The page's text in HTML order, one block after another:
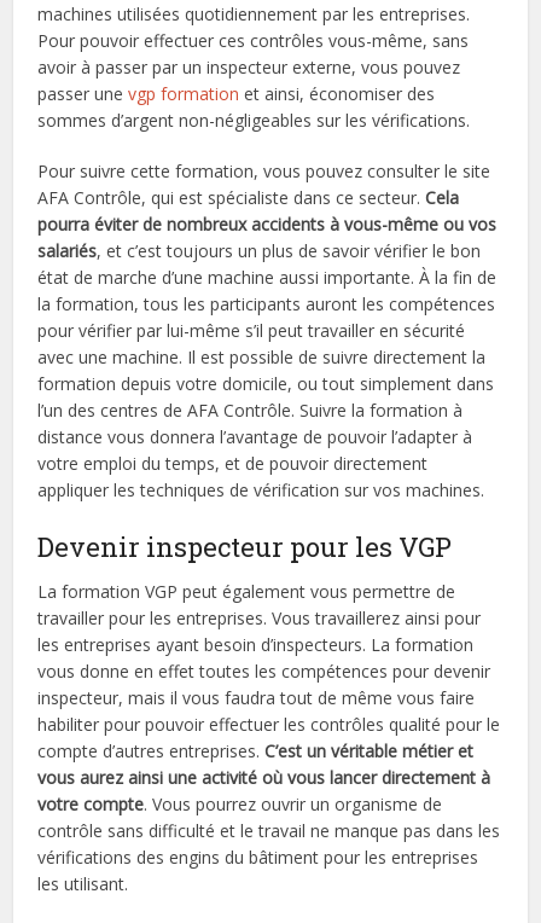
machines utilisées quotidiennement par les entreprises.
Pour pouvoir effectuer ces contrôles vous-même, sans
avoir à passer par un inspecteur externe, vous pouvez
passer unevgp formation et ainsi, économiser des
sommes d’argent non-négligeables sur les vérifications.
Pour suivre cette formation, vous pouvez consulter le site
AFA Contrôle, qui est spécialiste dans ce secteur. Cela
pourra éviter de nombreux accidents à vous-même ou vos
salariés, et c’est toujours un plus de savoir vérifier le bon
état de marche d’une machine aussi importante. À la fin de
la formation, tous les participants auront les compétences
pour vérifier par lui-même s’il peut travailler en sécurité
avec une machine. Il est possible de suivre directement la
formation depuis votre domicile, ou tout simplement dans
l’un des centres de AFA Contrôle. Suivre la formation à
distance vous donnera l’avantage de pouvoir l’adapter à
votre emploi du temps, et de pouvoir directement
appliquer les techniques de vérification sur vos machines.
Devenir inspecteur pour les VGP
La formation VGP peut également vous permettre de
travailler pour les entreprises. Vous travaillerez ainsi pour
les entreprises ayant besoin d’inspecteurs. La formation
vous donne en effet toutes les compétences pour devenir
inspecteur, mais il vous faudra tout de même vous faire
habiliter pour pouvoir effectuer les contrôles qualité pour le
compte d’autres entreprises.C’est un véritable métier et
vous aurez ainsi une activité où vous lancer directement à
votre compte. Vous pourrez ouvrir un organisme de
contrôle sans difficulté et le travail ne manque pas dans les
vérifications des engins du bâtiment pour les entreprises
les utilisant.